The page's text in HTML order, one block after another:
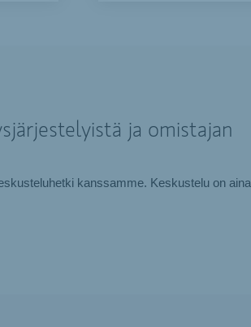
ja omistajan
kanssamme. Keskustelu on aina